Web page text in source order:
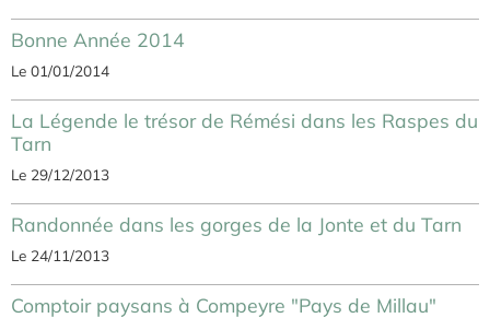
Bonne Année 2014
Le 01/01/2014
La Légende le trésor de Rémési dans les Raspes du
Tarn
Le 29/12/2013
Randonnée dans les gorges de la Jonte et du Tarn
Le 24/11/2013
Comptoir paysans à Compeyre "Pays de Millau"